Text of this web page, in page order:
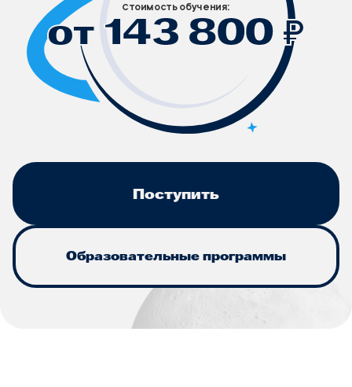
Стоимость обучения:
от 143 800 ₽
Поступить
Образовательные программы